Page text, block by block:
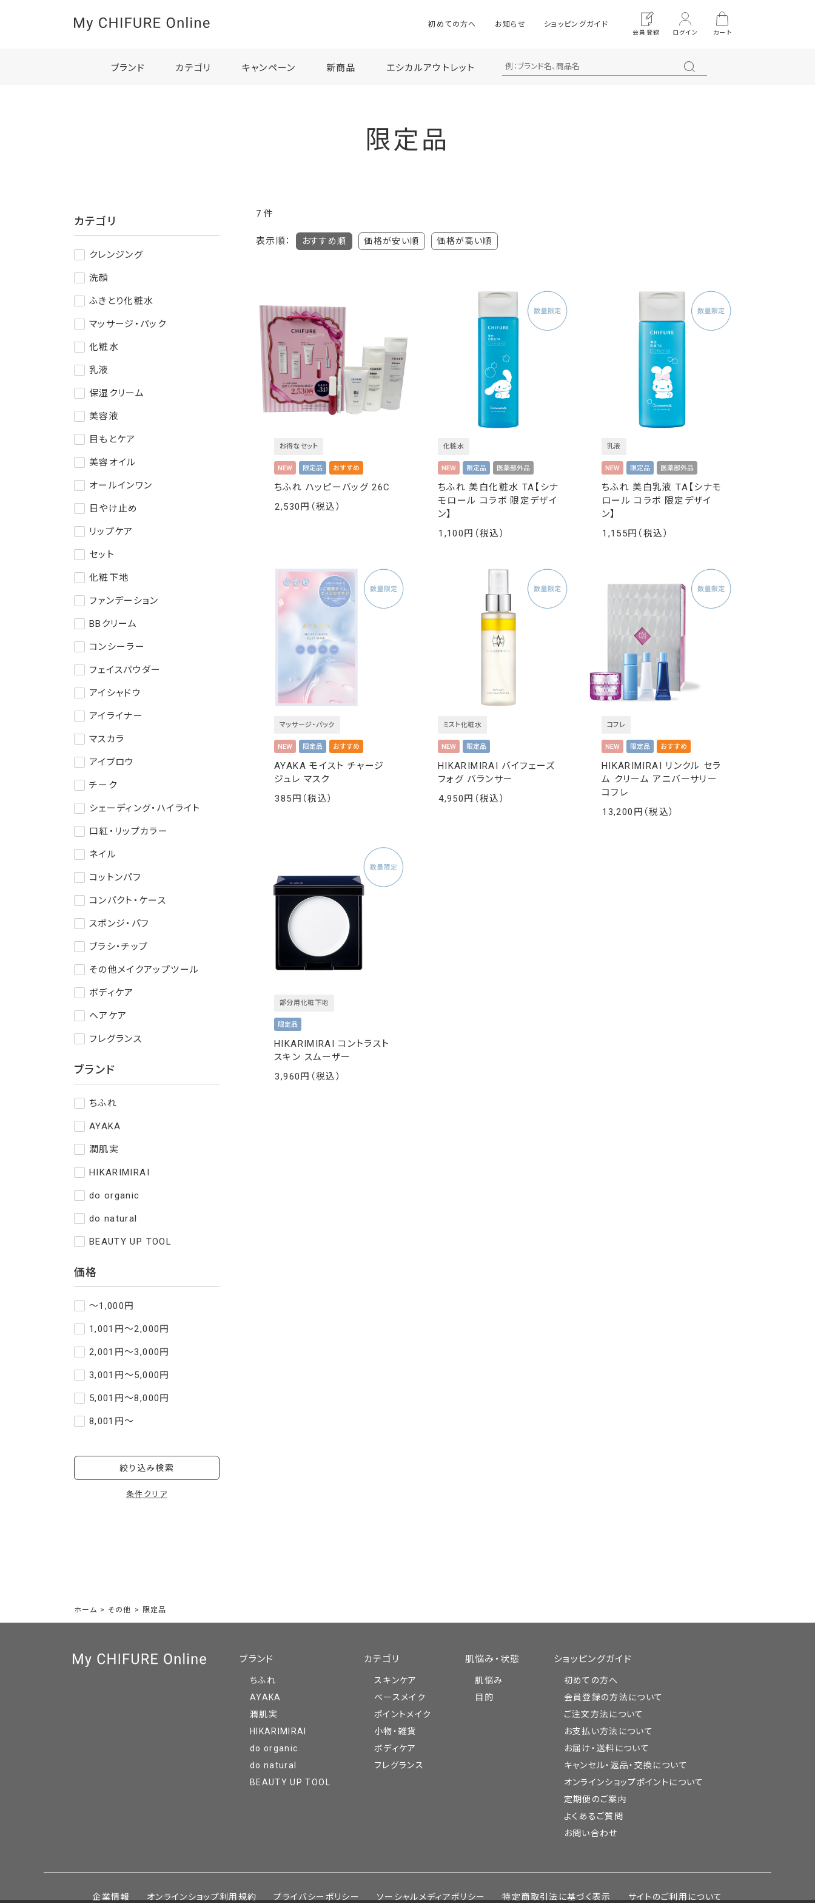
初めての方へ お知らせ ショッピングガイド
会員登録 ログイン カート
ブランド カテゴリ キャンペーン 新商品 エシカルアウトレット
ホーム > その他 > 限定品
限定品
カテゴリ
クレンジング
洗顔
ふきとり化粧水
マッサージ・パック
化粧水
乳液
保湿クリーム
美容液
目もとケア
美容オイル
オールインワン
日やけ止め
リップケア
セット
化粧下地
ファンデーション
BBクリーム
コンシーラー
フェイスパウダー
アイシャドウ
アイライナー
マスカラ
アイブロウ
チーク
シェーディング・ハイライト
口紅・リップカラー
ネイル
コットンパフ
コンパクト・ケース
スポンジ・パフ
ブラシ・チップ
その他メイクアップツール
ボディケア
ヘアケア
フレグランス
ブランド
ちふれ
AYAKA
潤肌実
HIKARIMIRAI
do organic
do natural
BEAUTY UP TOOL
価格
～1,000円
1,001円～2,000円
2,001円～3,000円
3,001円～5,000円
5,001円～8,000円
8,001円～
絞り込み検索
条件クリア
7 件
表示順： おすすめ順 価格が安い順 価格が高い順
ちふれ ハッピーバッグ 26C
お得なセット
2,530
ちふれ 美白化粧水 TA【シナ
モロール コラボ 限定デザイ
ン】
化粧水
1,100
ちふれ 美白乳液 TA【シナモ
ロール コラボ 限定デザイ
ン】
乳液
1,155
AYAKA モイスト チャージ
ジュレ マスク
マッサージ・パック
385
HIKARIMIRAI バイフェーズ
フォグ バランサー
ミスト化粧水
4,950
HIKARIMIRAI リンクル セラ
ム クリーム アニバーサリー
コフレ
コフレ
13,200
HIKARIMIRAI コントラスト
スキン スムーザー
部分用化粧下地
3,960
ブランド
ちふれ
AYAKA
潤肌実
HIKARIMIRAI
do organic
do natural
BEAUTY UP TOOL
カテゴリ
スキンケア
ベースメイク
ポイントメイク
小物・雑貨
ボディケア
フレグランス
肌悩み・状態
肌悩み
目的
ショッピングガイド
初めての方へ
会員登録の方法について
ご注文方法について
お支払い方法について
お届け・送料について
キャンセル・返品・交換について
オンラインショップポイントについて
定期便のご案内
よくあるご質問
お問い合わせ
企業情報 オンラインショップ利用規約 プライバシーポリシー ソーシャルメディアポリシー 特定商取引法に基づく表示 サイトのご利用について